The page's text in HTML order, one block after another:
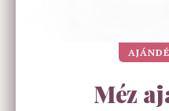
Méz